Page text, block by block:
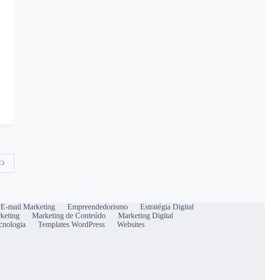
E-mail Marketing Empreendedorismo
Estratégia Digital
Marketing de Conteúdo
Marketing Digital
Templates WordPress
Websites